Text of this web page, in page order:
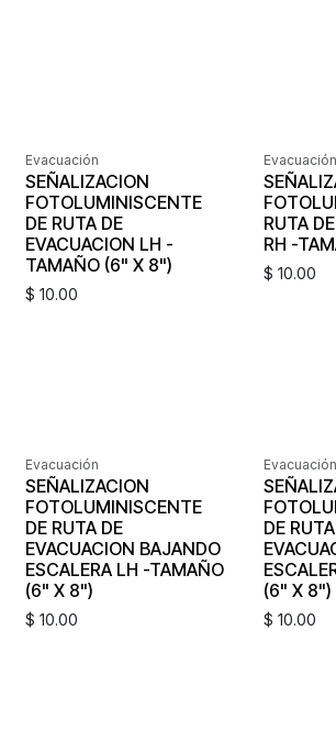
Evacuación
SEÑALIZACION
FOTOLUMINISCENTE
DE RUTA DE
EVACUACION LH -
TAMAÑO (6" X 8")
$ 10.00
Evacuación
RUTA
RH -
$ 10.00
Evacuación
SEÑALIZACION
FOTOLUMINISCENTE
DE RUTA DE
EVACUACION BAJANDO
ESCALERA LH -TAMAÑO
(6" X 8")
$ 10.00
Evacuación
DE
(6" X 8")
$ 10.00